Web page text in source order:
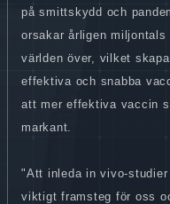
på smittskydd och
orsakar årligen
världen över, vilket
effektiva och snabba
att mer effektiva vaccin
markant.
"Att inleda in vivo-
viktigt framsteg för oss